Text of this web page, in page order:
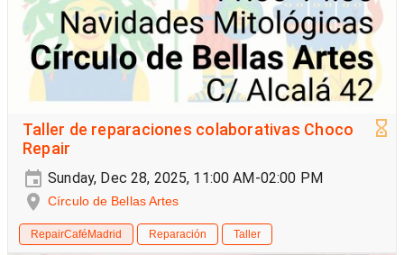
Taller de reparaciones colaborativas Choco
Repair
Sunday, Dec 28, 2025, 11:00 AM-02:00 PM
Círculo de Bellas Artes
RepairCaféMadrid Reparación Taller